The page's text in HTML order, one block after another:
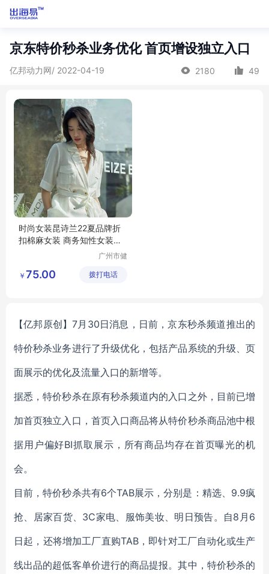
京东特价秒杀业务优化 首页增设独立入口
亿邦动力网/ 2022-04-19 2180 49
时尚女装昆诗兰22夏品牌折
扣棉麻女装 商务知性女装货
广州市健
限公司
￥ 75.00 拨打电话
【亿邦原创】7月30日消息，日前，京东秒杀频道推出的
特价秒杀业务进行了升级优化，包括产品系统的升级、页
面展示的优化及流量入口的新增等。
据悉，特价秒杀在原有秒杀频道内的入口之外，目前已增
加首页独立入口，首页入口商品将从特价秒杀商品池中根
据用户偏好BI抓取展示，所有商品均存在首页曝光的机
会。
目前，特价秒杀共有6个TAB展示，分别是：精选、9.9疯
抢、居家百货、3C家电、服饰美妆、明日预告。自8月6
日起，还将增加工厂直购TAB，即针对工厂自动化或生产
线出品的超低客单价进行的商品提报。其中，特价秒杀的